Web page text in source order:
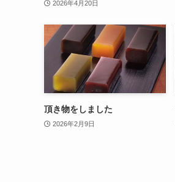
2026年4月20日
頂き物をしました
2026年2月9日